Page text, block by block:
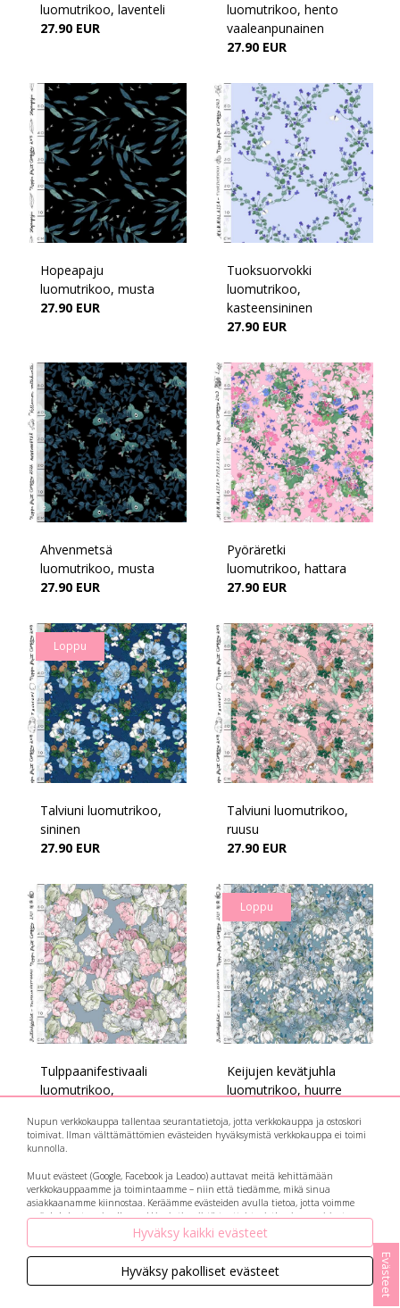
luomutrikoo, laventeli
27.90 EUR
luomutrikoo, hento
vaaleanpunainen
27.90 EUR
Hopeapaju
luomutrikoo, musta
27.90 EUR
Tuoksuorvokki
luomutrikoo,
kasteensininen
27.90 EUR
Ahvenmetsä
luomutrikoo, musta
27.90 EUR
Pyöräretki
luomutrikoo, hattara
27.90 EUR
Loppu
Talviuni luomutrikoo,
sininen
27.90 EUR
Talviuni luomutrikoo,
ruusu
27.90 EUR
Tulppaanifestivaali
luomutrikoo,
27.90 EUR
Loppu
Keijujen kevätjuhla
luomutrikoo, huurre
Nupun verkkokauppa tallentaa seurantatietoja, jotta verkkokauppa ja ostoskori
toimivat. Ilman välttämättömien evästeiden hyväksymistä verkkokauppa ei toimi
kunnolla.
Muut evästeet (Google, Facebook ja Leadoo) auttavat meitä kehittämään
verkkokauppaamme ja toimintaamme – niin että tiedämme, mikä sinua
asiakkaanamme kiinnostaa. Keräämme evästeiden avulla tietoa, jotta voimme
myös kohdentaa sinulle markkinointia niistä tuotteista, jotka sinua voisivat
kiinnostaa. Botit eli avautuvat keskusteluikkunat ja suosittelukoneet keräävät
myös tietoa kysymyksistäsi ja vastauksistasi, ja ne auttavat meitä vastaamaan ja
palvelemaan jatkossa vielä paremmin!
Hyväksy kaikki evästeet
Hyväksy pakolliset evästeet Evästeet